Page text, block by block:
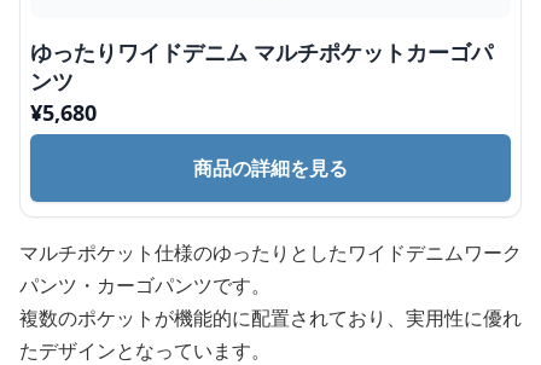
ゆったりワイドデニム マルチポケットカーゴパ
ンツ
¥5,680
商品の詳細を見る
マルチポケット仕様のゆったりとしたワイドデニムワーク
パンツ・カーゴパンツです。
複数のポケットが機能的に配置されており、実用性に優れ
たデザインとなっています。